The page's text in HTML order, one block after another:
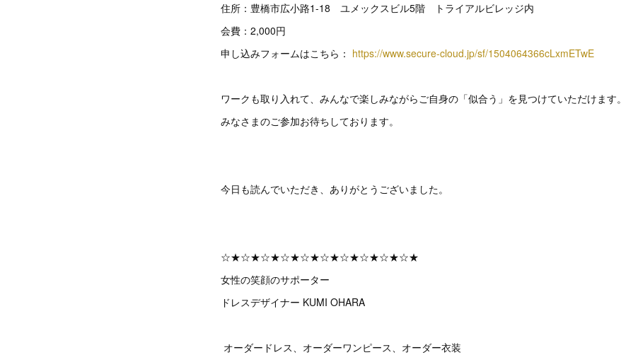
住所：豊橋市広小路1-18 ユメックスビル5階 トライアルビレッジ内
会費：2,000円
申し込みフォームはこちら： https://www.secure-cloud.jp/sf/1504064366cLxmETwE
ワークも取り入れて、みんなで楽しみながらご自身の「似合う」を見つけていただけます。
みなさまのご参加お待ちしております。
今日も読んでいただき、ありがとうございました。
☆★☆★☆★☆★☆★☆★☆★☆★☆★☆★
女性の笑顔のサポーター
ドレスデザイナー KUMI OHARA
オーダードレス、オーダーワンピース、オーダー衣装